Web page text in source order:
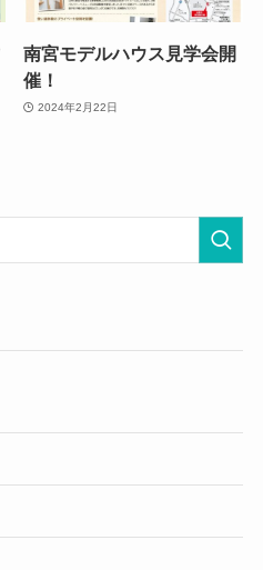
南宮モデルハウス見学会開
催！
2024年2月22日